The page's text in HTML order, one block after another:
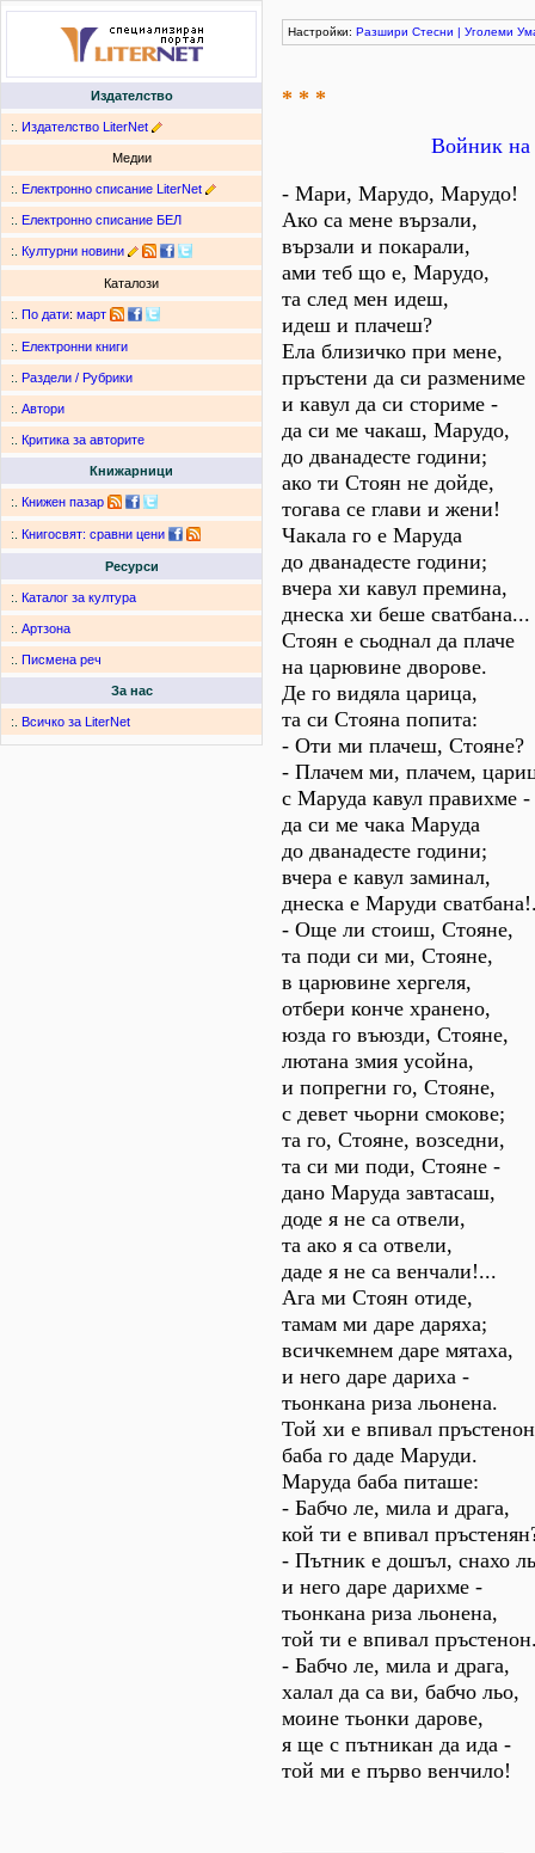
Издателство
:. Издателство LiterNet
Медии
:. Електронно списание LiterNet
:. Електронно списание БЕЛ
:. Културни новини
Каталози
:. По дати: март
:. Електронни книги
:. Раздели / Рубрики
:. Автори
:. Критика за авторите
Книжарници
:. Книжен пазар
:. Книгосвят: сравни цени
Ресурси
:. Каталог за култура
:. Артзона
:. Писмена реч
За нас
:. Всичко за LiterNet
Настройки: Разшири Стесни | Уголеми
* * *
Войник на
- Мари, Марудо, Марудо!
Ако са мене вързали,
вързали и покарали,
ами теб що е, Марудо,
та след мен идеш,
идеш и плачеш?
Ела близичко при мене,
пръстени да си размениме
и кавул да си сториме -
да си ме чакаш, Марудо,
до дванадесте години;
ако ти Стоян не дойде,
тогава се глави и жени!
Чакала го е Маруда
до дванадесте години;
вчера хи кавул премина,
днеска хи беше сватбана...
Стоян е сьоднал да плаче
на царювине дворове.
Де го видяла царица,
та си Стояна попита:
- Оти ми плачеш, Стояне?
- Плачем ми, плачем,
с Маруда кавул правихме -
да си ме чака Маруда
до дванадесте години;
вчера е кавул заминал,
днеска е Маруди
- Още ли стоиш, Стояне,
та поди си ми, Стояне,
в царювине хергеля,
отбери конче хранено,
юзда го въюзди, Стояне,
лютана змия усойна,
и попрегни го, Стояне,
с девет чьорни смокове;
та го, Стояне, возседни,
та си ми поди, Стояне -
дано Маруда завтасаш,
доде я не са отвели,
та ако я са отвели,
даде я не са венчали!...
Ага ми Стоян отиде,
тамам ми даре даряха;
всичкемнем даре мятаха,
и него даре дариха -
тьонкана риза льонена.
Той хи е впивал
баба го даде Маруди.
Маруда баба питаше:
- Бабчо ле, мила и драга,
кой ти е впивал
- Пътник е дошъл, снахо
и него даре дарихме -
тьонкана риза льонена,
той ти е впивал
- Бабчо ле, мила и драга,
халал да са ви, бабчо льо,
моине тьонки дарове,
я ще с пътникан да ида -
той ми е първо венчило!